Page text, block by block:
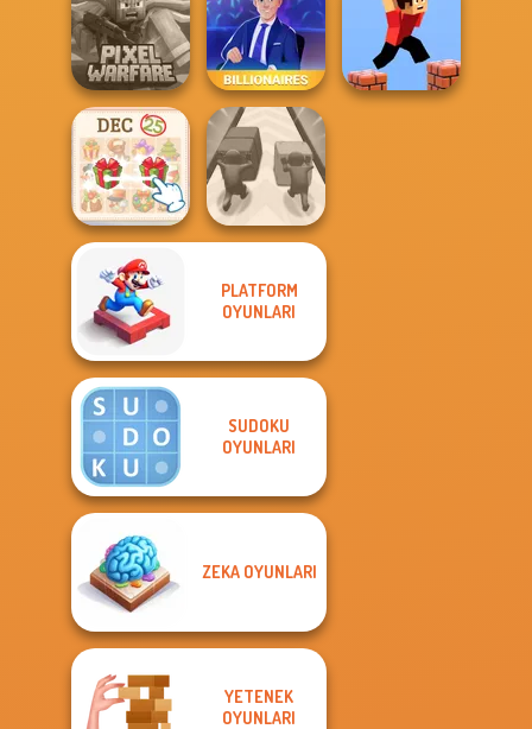
Tropical Cubes
2048
Twisty Lines Fun Colors
Minecraft Pixel
Warfare
Billionaires
KrisMas Mahjong
2
PLATFORM
OYUNLARI
SUDOKU
OYUNLARI
ZEKA OYUNLARI
YETENEK
OYUNLARI